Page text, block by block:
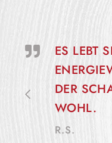
ES LEBT
DER
WOHL.
R.S.